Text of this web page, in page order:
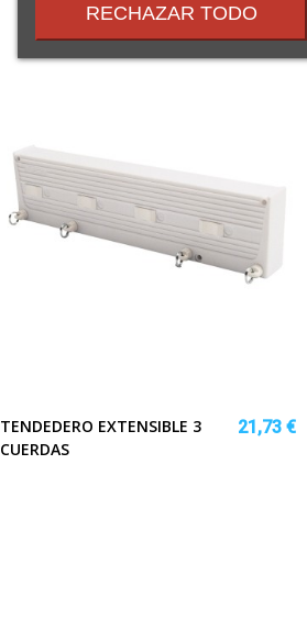
TENDEDERO EXTENSIBLE 3
CUERDAS
21,73 €
y
condiciones
RECHAZAR TODO